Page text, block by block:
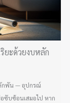
ยะด้วยงบหลัก
กพัน — อุปกรณ์
ซับซ้อนเสมอไป หาก